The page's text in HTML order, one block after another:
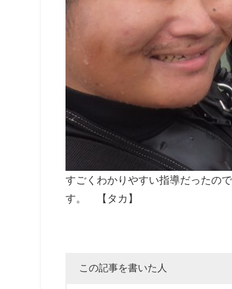
すごくわかりやすい指導だったの
す。 【タカ】
この記事を書いた人